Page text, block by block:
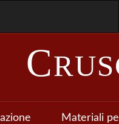
C
Materiali